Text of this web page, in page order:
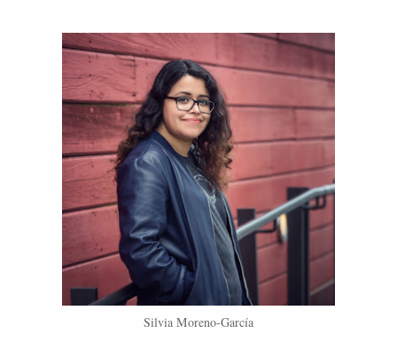
Silvia Moreno-García